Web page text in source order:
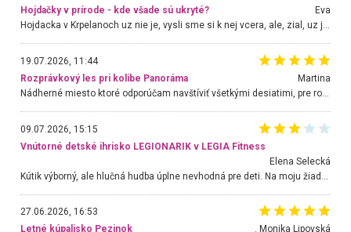
Hojdačky v prírode - kde všade sú ukryté?
Eva
Hojdacka v Krpelanoch uz nie je, vysli sme si k nej vcera, ale, zial, uz je znicena. Ak sem planujete cestu len kvoli hojdacke, mozete si ju usetrit. Krasny vyhlad je tu vsak aj bez hojdacky :-)
19.07.2026, 11:44
Rozprávkový les pri kolibe Panoráma
Martina
Nádherné miesto ktoré odporúčam navštíviť všetkými desiatimi, pre rodiny s deťmi, dôchodcom... Proste a jednoducho ozaj rozprávkový les.. určite ešte prídeme. Odniesli sme si na pamiatku krásne tričká,
09.07.2026, 15:15
Vnútorné detské ihrisko LEGIONARIK v LEGIA Fitness
Elena Selecká
27.06.2026, 16:53
Letné kúpalisko Pezinok
. Monika Lipovská